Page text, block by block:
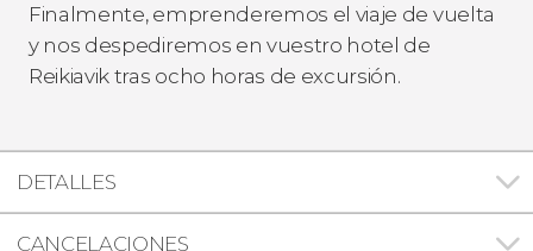
Finalmente, emprenderemos el viaje de vuelta
y nos despediremos en vuestro hotel de
Reikiavik tras ocho horas de excursión.
DETALLES
CANCELACIONES